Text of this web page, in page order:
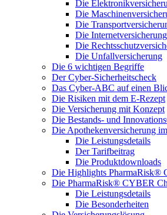
Die
Die
Die
Die Internetversicherung
Die
Die Unfallversicherung
Die 6 wichtigen Begriffe
Der Cyber-Sicher­heits­check
Das Cyber-ABC auf einen
Die Risiken mit dem E-Rezept
Die Versicherung mit Konzept
Die Bestands- und
Die Apothekenversicherung
Die Leistungsdetails
Der Tarifbeitrag
Die Produktdownloads
Die Highlights PharmaRisk®
Die PharmaRisk® CYBER
Die Leistungsdetails
Die Besonderheiten